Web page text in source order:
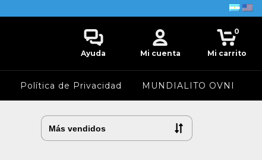
Ayuda Mi cuenta Mi carrito
0
Política de Privacidad MUNDIALITO OVNI